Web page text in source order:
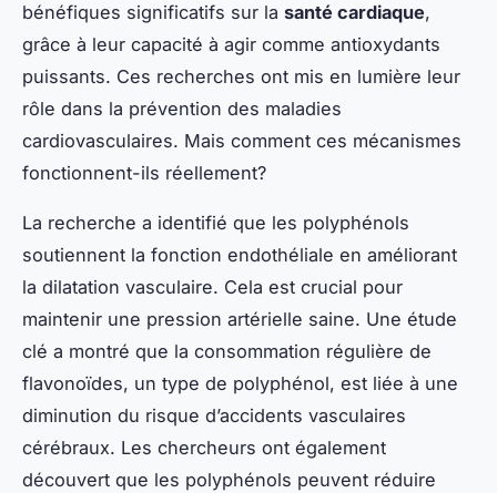
bénéfiques significatifs sur la santé cardiaque,
grâce à leur capacité à agir comme antioxydants
puissants. Ces recherches ont mis en lumière leur
rôle dans la prévention des maladies
cardiovasculaires. Mais comment ces mécanismes
fonctionnent-ils réellement?
La recherche a identifié que les polyphénols
soutiennent la fonction endothéliale en améliorant
la dilatation vasculaire. Cela est crucial pour
maintenir une pression artérielle saine. Une étude
clé a montré que la consommation régulière de
flavonoïdes, un type de polyphénol, est liée à une
diminution du risque d’accidents vasculaires
cérébraux. Les chercheurs ont également
découvert que les polyphénols peuvent réduire